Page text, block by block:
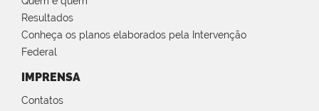
Resultados
Conheça os planos elaborados pela Intervenção
Federal
IMPRENSA
Contatos